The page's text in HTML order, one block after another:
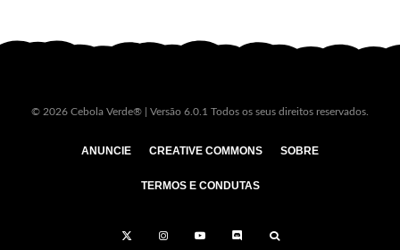
© 2026 Cebola Verde® | Versão 6.0.1 Todos os seus direitos reservados.
ANUNCIE CREATIVE COMMONS SOBRE
TERMOS E CONDUTAS